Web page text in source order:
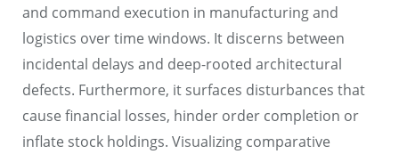
and command execution in manufacturing and
logistics over time windows. It discerns between
incidental delays and deep-rooted architectural
defects. Furthermore, it surfaces disturbances that
cause financial losses, hinder order completion or
inflate stock holdings. Visualizing comparative